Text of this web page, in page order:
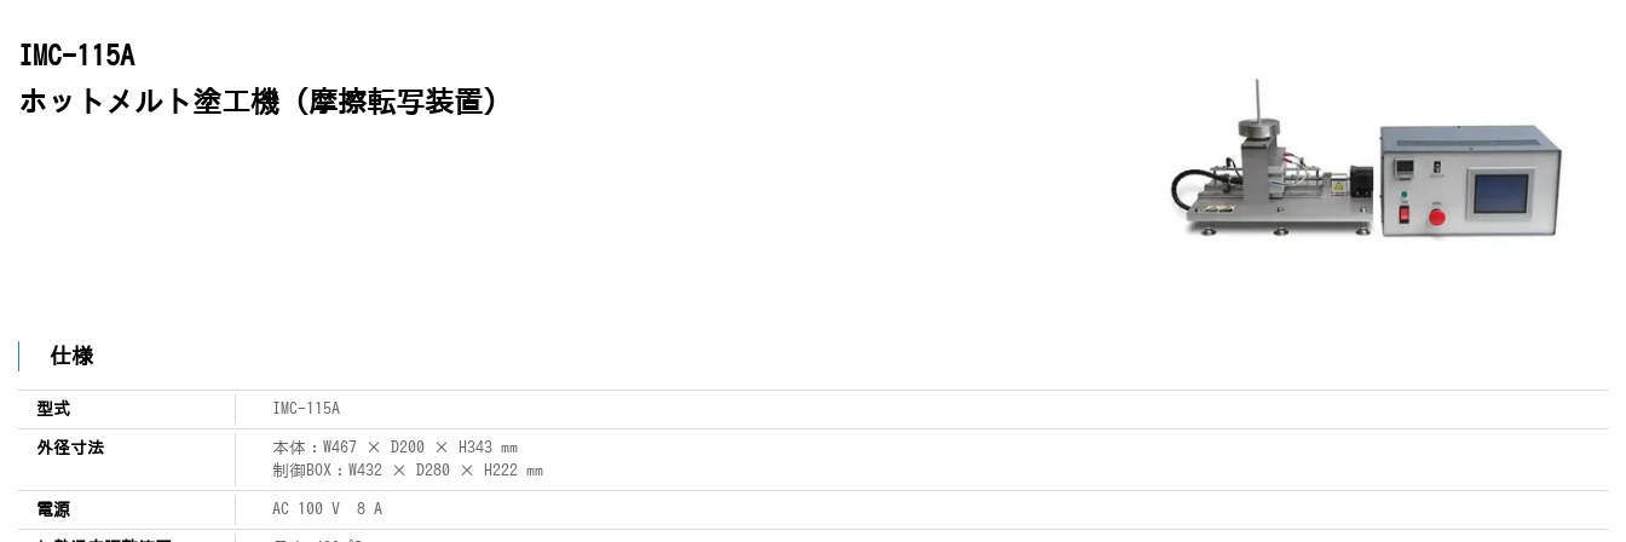
IMC-115A
ホットメルト塗工機（摩擦転写装置）
仕様
型式 IMC-115A
外径寸法
本体：W467 × D200 × H343 mm
制御BOX：W432 × D280 × H222 mm
電源 AC 100 V 8 A